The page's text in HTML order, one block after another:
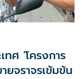
ทศ 'โครงการ
จราจรเข้มข้น